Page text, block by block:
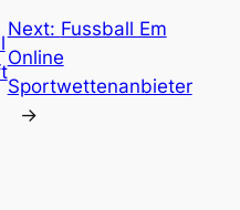
Next: Fussball Em
Online
Sportwettenanbieter
→